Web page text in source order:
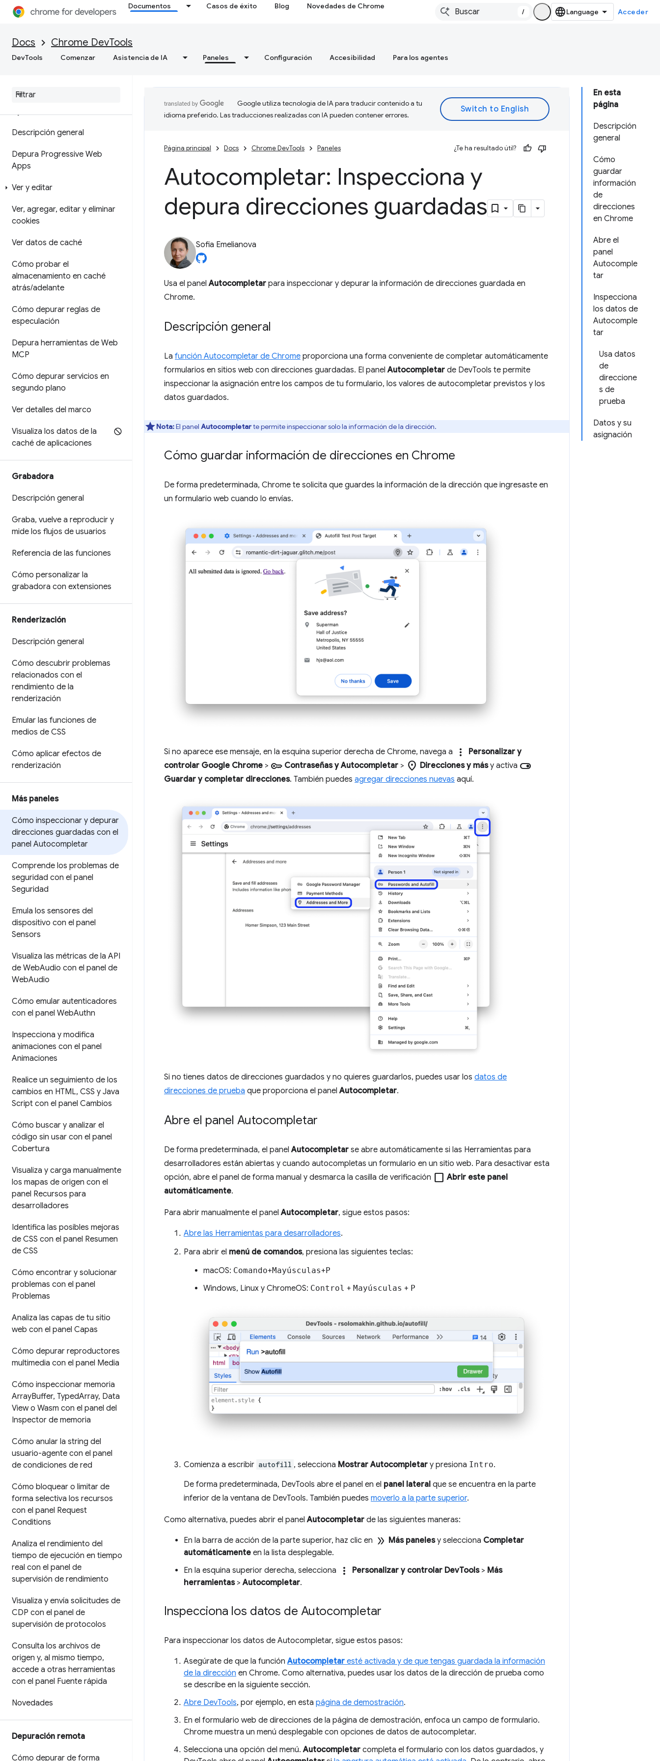
Documentos Casos de éxito Blog Novedades de Chrome
/ Acceder
Docs Chrome DevTools
DevTools Comenzar Asistencia de IA Paneles Configuración Accesibilidad Para los agentes
de memoria
montón
Descripción general
Depura Progressive Web
Apps
Ver y editar
Ver, agregar, editar y eliminar
cookies
Ver datos de caché
Cómo probar el
almacenamiento en caché
atrás/adelante
Cómo depurar reglas de
especulación
Depura herramientas de Web
MCP
Cómo depurar servicios en
segundo plano
Ver detalles del marco
Visualiza los datos de la
caché de aplicaciones
Grabadora
Descripción general
Graba, vuelve a reproducir y
mide los flujos de usuarios
Referencia de las funciones
Cómo personalizar la
grabadora con extensiones
Renderización
Descripción general
Cómo descubrir problemas
relacionados con el
rendimiento de la
renderización
Emular las funciones de
medios de CSS
Cómo aplicar efectos de
renderización
Más paneles
Cómo inspeccionar y depurar
direcciones guardadas con el
panel Autocompletar
Comprende los problemas de
seguridad con el panel
Seguridad
Emula los sensores del
dispositivo con el panel
Sensors
Visualiza las métricas de la API
de WebAudio con el panel de
WebAudio
Cómo emular autenticadores
con el panel WebAuthn
Inspecciona y modifica
animaciones con el panel
Animaciones
Realice un seguimiento de los
cambios en HTML, CSS y Java
Script con el panel Cambios
Cómo buscar y analizar el
código sin usar con el panel
Cobertura
Visualiza y carga manualmente
los mapas de origen con el
panel Recursos para
desarrolladores
Identifica las posibles mejoras
de CSS con el panel Resumen
de CSS
Cómo encontrar y solucionar
problemas con el panel
Problemas
Analiza las capas de tu sitio
web con el panel Capas
Cómo depurar reproductores
multimedia con el panel Media
Cómo inspeccionar memoria
ArrayBuffer, TypedArray, Data
View o Wasm con el panel del
Inspector de memoria
Cómo anular la string del
usuario-agente con el panel
de condiciones de red
Cómo bloquear o limitar de
forma selectiva los recursos
con el panel Request
Conditions
Analiza el rendimiento del
tiempo de ejecución en tiempo
real con el panel de
supervisión de rendimiento
Visualiza y envía solicitudes de
CDP con el panel de
supervisión de protocolos
Consulta los archivos de
origen y, al mismo tiempo,
accede a otras herramientas
con el panel Fuente rápida
Novedades
Depuración remota
Cómo depurar de forma
En esta
página
Descripción
general
Cómo
guardar
información
de
direcciones
en Chrome
Abre el
panel
Autocomple
tar
Inspecciona
los datos de
Autocomple
tar
Usa datos
de
direccione
s de
prueba
Datos y su
asignación
Google utiliza tecnología de IA para traducir contenido a tu
idioma preferido. Las traducciones realizadas con IA pueden contener errores.
Página principal Docs Chrome DevTools Paneles ¿Te ha resultado útil?
Autocompletar: Inspecciona y
depura direcciones guardadas
Sofia Emelianova
Usa el panelAutocompletar para inspeccionar y depurar la información de direcciones guardada en
Chrome.
Descripción general
La función Autocompletar de Chrome proporciona una forma conveniente de completar automáticamente
formularios en sitios web con direcciones guardadas. El panelAutocompletar de DevTools te permite
inspeccionar la asignación entre los campos de tu formulario, los valores de autocompletar previstos y los
datos guardados.
Nota:El panel Autocompletarte permite inspeccionar solo la información de la dirección.
Cómo guardar información de direcciones en Chrome
De forma predeterminada, Chrome te solicita que guardes la información de la dirección que ingresaste en
un formulario web cuando lo envías.
Si no aparece ese mensaje, en la esquina superior derecha de Chrome, navega a more_vert
Personalizar y
controlar Google Chrome > key Contraseñas y Autocompletar > location_on Direcciones y másy activa toggle_on
Guardar y completar direcciones. También puedes agregar direcciones nuevas aquí.
Si no tienes datos de direcciones guardados y no quieres guardarlos, puedes usar los datos de
direcciones de prueba que proporciona el panelAutocompletar.
Abre el panel Autocompletar
De forma predeterminada, el panelAutocompletar se abre automáticamente si las Herramientas para
desarrolladores están abiertas y cuando autocompletas un formulario en un sitio web. Para desactivar esta
opción, abre el panel de forma manual y desmarca la casilla de verificación check_box_outline_blank Abrir este panel
automáticamente.
Para abrir manualmente el panelAutocompletar, sigue estos pasos:
Abre las Herramientas para desarrolladores.
Para abrir el menú de comandos, presiona las siguientes teclas:
macOS: Comando+Mayúsculas+P
Windows, Linux y ChromeOS: Control + Mayúsculas + P
Comienza a escribir autofill , selecciona Mostrar Autocompletar y presiona Intro.
De forma predeterminada, DevTools abre el panel en el panel lateral que se encuentra en la parte
inferior de la ventana de DevTools. También puedes moverlo a la parte superior.
Como alternativa, puedes abrir el panelAutocompletar de las siguientes maneras:
En la barra de acción de la parte superior, haz clic en double_arrow Más panelesy selecciona Completar
automáticamente en la lista desplegable.
En la esquina superior derecha, selecciona
more_vert Personalizar y controlar DevTools> Más
herramientas>Autocompletar.
Inspecciona los datos de Autocompletar
Para inspeccionar los datos de Autocompletar, sigue estos pasos:
Asegúrate de que la funciónAutocompletar esté activada y de que tengas guardada la información
de la dirección en Chrome. Como alternativa, puedes usar los datos de la dirección de prueba como
se describe en la siguiente sección.
Abre DevTools, por ejemplo, en esta página de demostración.
En el formulario web de direcciones de la página de demostración, enfoca un campo de formulario.
Chrome muestra un menú desplegable con opciones de datos de autocompletar.
Selecciona una opción del menú.Autocompletar completa el formulario con los datos guardados, y